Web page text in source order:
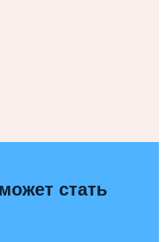
стать